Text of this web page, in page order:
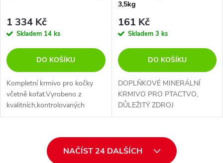
1 334 Kč
Skladem 14 ks
DO KOŠÍKU
Kompletní krmivo pro kočky
včetně koťat.Vyrobeno z
kvalitních,kontrolovaných
surovin.Obohaceno o taurin.
3,5kg
161 Kč
Skladem 3 ks
DO KOŠÍKU
DOPLŇKOVÉ MINERÁLNÍ
KRMIVO PRO PTACTVO,
DŮLEŽITÝ ZDROJ
MINERÁLNÍCH LÁTEK
NAČÍST 24 DALŠÍCH